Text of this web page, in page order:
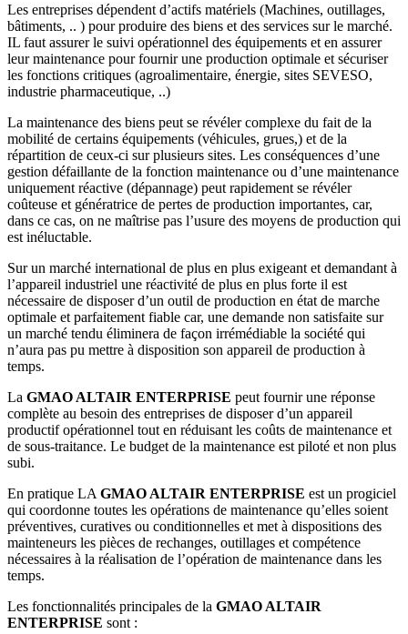
Les entreprises dépendent d’actifs matériels (Machines, outillages,
bâtiments, .. ) pour produire des biens et des services sur le marché.
IL faut assurer le suivi opérationnel des équipements et en assurer
leur maintenance pour fournir une production optimale et sécuriser
les fonctions critiques (agroalimentaire, énergie, sites SEVESO,
industrie pharmaceutique, ..)
La maintenance des biens peut se révéler complexe du fait de la
mobilité de certains équipements (véhicules, grues,) et de la
répartition de ceux-ci sur plusieurs sites. Les conséquences d’une
gestion défaillante de la fonction maintenance ou d’une maintenance
uniquement réactive (dépannage) peut rapidement se révéler
coûteuse et génératrice de pertes de production importantes, car,
dans ce cas, on ne maîtrise pas l’usure des moyens de production qui
est inéluctable.
Sur un marché international de plus en plus exigeant et demandant à
l’appareil industriel une réactivité de plus en plus forte il est
nécessaire de disposer d’un outil de production en état de marche
optimale et parfaitement fiable car, une demande non satisfaite sur
un marché tendu éliminera de façon irrémédiable la société qui
n’aura pas pu mettre à disposition son appareil de production à
temps.
La GMAO ALTAIR ENTERPRISE peut fournir une réponse
complète au besoin des entreprises de disposer d’un appareil
productif opérationnel tout en réduisant les coûts de maintenance et
de sous-traitance. Le budget de la maintenance est piloté et non plus
subi.
En pratique LA GMAO ALTAIR ENTERPRISE est un progiciel
qui coordonne toutes les opérations de maintenance qu’elles soient
préventives, curatives ou conditionnelles et met à dispositions des
mainteneurs les pièces de rechanges, outillages et compétence
nécessaires à la réalisation de l’opération de maintenance dans les
temps.
Les fonctionnalités principales de la GMAO ALTAIR
ENTERPRISE sont :